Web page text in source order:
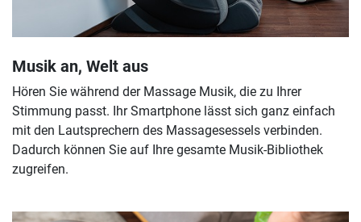
Musik an, Welt aus
Hören Sie während der Massage Musik, die zu Ihrer
Stimmung passt. Ihr Smartphone lässt sich ganz einfach
mit den Lautsprechern des Massagesessels verbinden.
Dadurch können Sie auf Ihre gesamte Musik-Bibliothek
zugreifen.